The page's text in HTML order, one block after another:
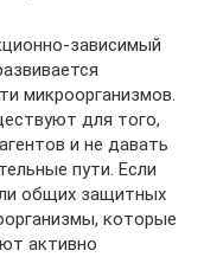
зависимый
микроорганизмов.
для того,
и не давать
пути. Если
общих защитных
которые
активно